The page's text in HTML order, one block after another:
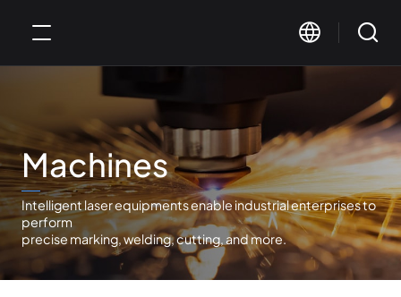
Machines
Intelligent laser equipments enable industrial enterprises to
perform
precise marking, welding, cutting, and more.